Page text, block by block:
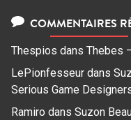
COMMENTAIRES
Thespios dans Thebes
LePionfesseur dans
Serious Game
Ramiro dans Suzon